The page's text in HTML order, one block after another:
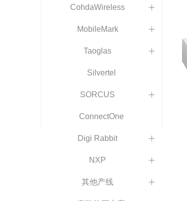
ꄶ
CohdaWireless
ꄶ
MobileMark
ꄶ
Taoglas
Silvertel
ꄶ
SORCUS
ConnectOne
ꄶ
Digi Rabbit
ꄶ
NXP
ꄶ
其他产线